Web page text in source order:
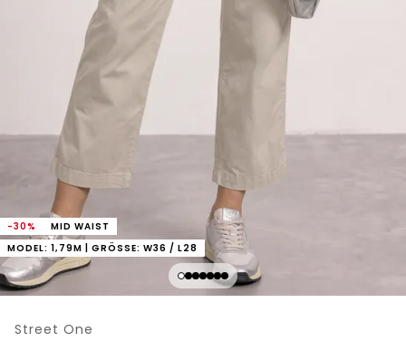
-30%
MID WAIST
MODEL: 1,79M | GRÖSSE: W36 / L28
Street One